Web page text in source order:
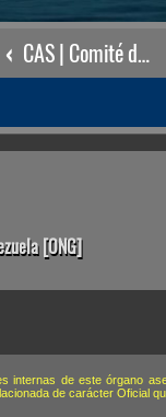
CAS | Comité de Actividades Subacuáticas
[ONG]
internas de este órgano
de carácter Oficial